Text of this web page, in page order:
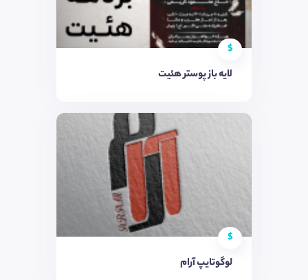
$
لایه باز پوستر هئیت
$
لوگوتایپ آرام